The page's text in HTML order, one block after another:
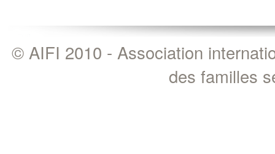
© AIFI 2010 - Association
des familles